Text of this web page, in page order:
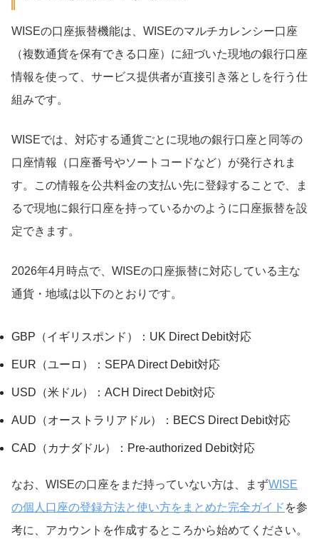
WISEの口座振替機能は、WISEのマルチカレンシー口座
（複数通貨を保有できる口座）に紐づいた現地の銀行口座
情報を使って、サービス提供者が直接引き落としを行う仕
組みです。
WISEでは、対応する通貨ごとに現地の銀行口座と同等の
口座情報（口座番号やソートコードなど）が発行されま
す。この情報を公共料金の支払い先に登録することで、ま
るで現地に銀行口座を持っているかのように口座振替を設
定できます。
2026年4月時点で、WISEの口座振替に対応している主な
通貨・地域は以下のとおりです。
GBP（イギリスポンド）：UK Direct Debit対応
EUR（ユーロ）：SEPA Direct Debit対応
USD（米ドル）：ACH Direct Debit対応
AUD（オーストラリアドル）：BECS Direct Debit対応
CAD（カナダドル）：Pre-authorized Debit対応
なお、WISEの口座をまだ持っていない方は、まずWISE
の個人口座の登録方法と使い方をまとめた完全ガイド を参
考に、アカウントを作成するところから始めてください。